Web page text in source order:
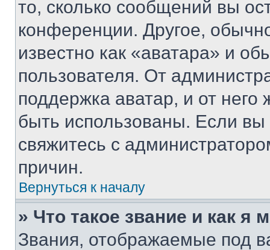
то, сколько сообщений вы
конференции. Другое,
известно как «аватара» и
пользователя. От
поддержка аватар, и от него
быть использованы. Если
свяжитесь с
причин.
Вернуться к началу
» Что такое звание и как я
Звания, отображаемые под